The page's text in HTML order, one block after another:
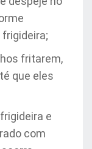
fritarem,
que eles
e
com